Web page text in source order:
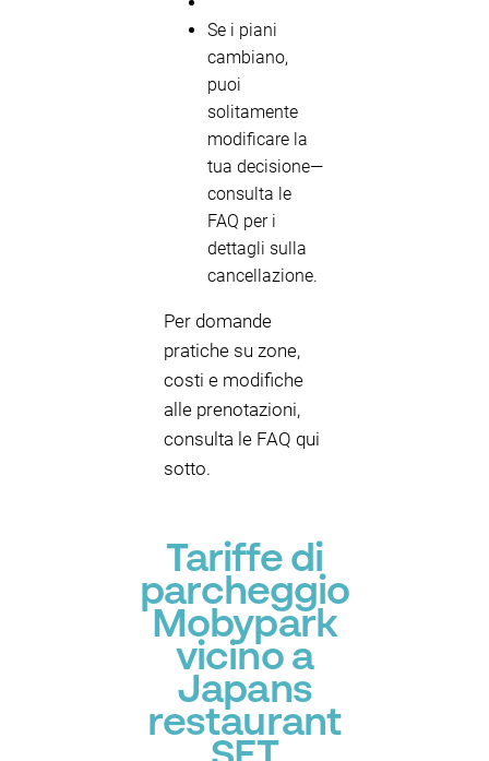
Se i piani
cambiano,
puoi
solitamente
modificare la
tua decisione—
consulta le
FAQ per i
dettagli sulla
cancellazione.
Per domande
pratiche su zone,
costi e modifiche
alle prenotazioni,
consulta le FAQ qui
sotto.
Tariffe di
parcheggio
Mobypark
vicino a
Japans
restaurant